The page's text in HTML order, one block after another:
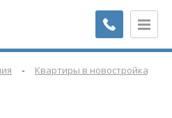
- Квартиры в новостройках